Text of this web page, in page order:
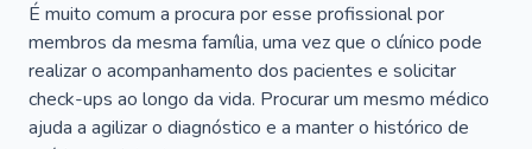
É muito comum a procura por esse profissional por
membros da mesma família, uma vez que o clínico pode
realizar o acompanhamento dos pacientes e solicitar
check-ups ao longo da vida. Procurar um mesmo médico
ajuda a agilizar o diagnóstico e a manter o histórico de